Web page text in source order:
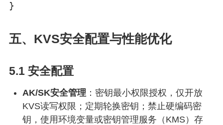
}
五、KVS安全配置与性能优化
5.1 安全配置
AK/SK安全管理 ：密钥最小权限授权，仅开放
KVS读写权限；定期轮换密钥；禁止硬编码密
钥，使用环境变量或密钥管理服务（KMS）存